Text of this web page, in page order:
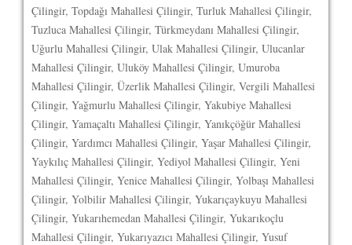
Çilingir, Topdağı Mahallesi Çilingir, Turluk Mahallesi Çilingir,
Tuzluca Mahallesi Çilingir, Türkmeydanı Mahallesi Çilingir,
Uğurlu Mahallesi Çilingir, Ulak Mahallesi Çilingir, Ulucanlar
Mahallesi Çilingir, Uluköy Mahallesi Çilingir, Umuroba
Mahallesi Çilingir, Üzerlik Mahallesi Çilingir, Vergili Mahallesi
Çilingir, Yağmurlu Mahallesi Çilingir, Yakubiye Mahallesi
Çilingir, Yamaçaltı Mahallesi Çilingir, Yanıkçöğür Mahallesi
Çilingir, Yardımcı Mahallesi Çilingir, Yaşar Mahallesi Çilingir,
Yaykılıç Mahallesi Çilingir, Yediyol Mahallesi Çilingir, Yeni
Mahallesi Çilingir, Yenice Mahallesi Çilingir, Yolbaşı Mahallesi
Çilingir, Yolbilir Mahallesi Çilingir, Yukarıçaykuyu Mahallesi
Çilingir, Yukarıhemedan Mahallesi Çilingir, Yukarıkoçlu
Mahallesi Çilingir, Yukarıyazıcı Mahallesi Çilingir, Yusuf